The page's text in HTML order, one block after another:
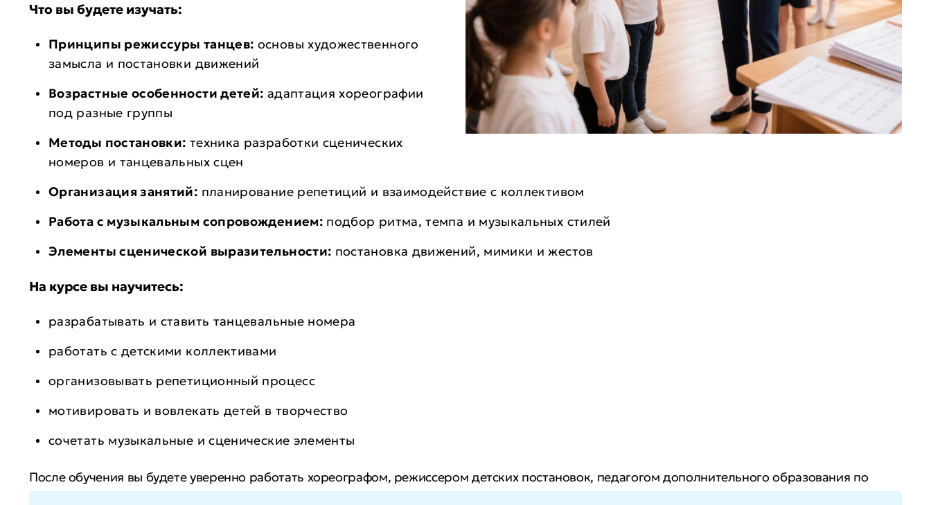
Что вы будете изучать:
Принципы режиссуры танцев: основы художественного
замысла и постановки движений
Возрастные особенности детей: адаптация хореографии
под разные группы
Методы постановки: техника разработки сценических
номеров и танцевальных сцен
Организация занятий: планирование репетиций и взаимодействие с коллективом
Работа с музыкальным сопровождением:подбор ритма, темпа и музыкальных стилей
Элементы сценической выразительности: постановка движений, мимики и жестов
На курсе вы научитесь:
разрабатывать и ставить танцевальные номера
работать с детскими коллективами
организовывать репетиционный процесс
мотивировать и вовлекать детей в творчество
сочетать музыкальные и сценические элементы
После обучения вы будете уверенно работать хореографом, режиссером детских постановок, педагогом дополнительного образования по
танцам или организатором культурных мероприятий. Вы повысите профессиональный уровень, расширите карьерные возможности и сможете